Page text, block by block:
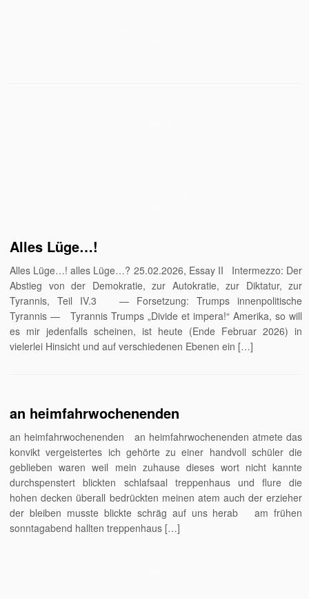
Alles Lüge…!
Alles Lüge…! alles Lüge…? 25.02.2026, Essay II Intermezzo: Der
Abstieg von der Demokratie, zur Autokratie, zur Diktatur, zur
Tyrannis, Teil IV.3 — Forsetzung: Trumps innenpolitische
Tyrannis — Tyrannis Trumps „Divide et impera!“ Amerika, so will
es mir jedenfalls scheinen, ist heute (Ende Februar 2026) in
vielerlei Hinsicht und auf verschiedenen Ebenen ein […]
an heimfahrwochenenden
an heimfahrwochenenden an heimfahrwochenenden atmete das
konvikt vergeistertes ich gehörte zu einer handvoll schüler die
geblieben waren weil mein zuhause dieses wort nicht kannte
durchspenstert blickten schlafsaal treppenhaus und flure die
hohen decken überall bedrückten meinen atem auch der erzieher
der bleiben musste blickte schräg auf uns herab am frühen
sonntagabend hallten treppenhaus […]